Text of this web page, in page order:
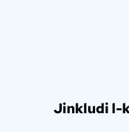
Jinkludi l-